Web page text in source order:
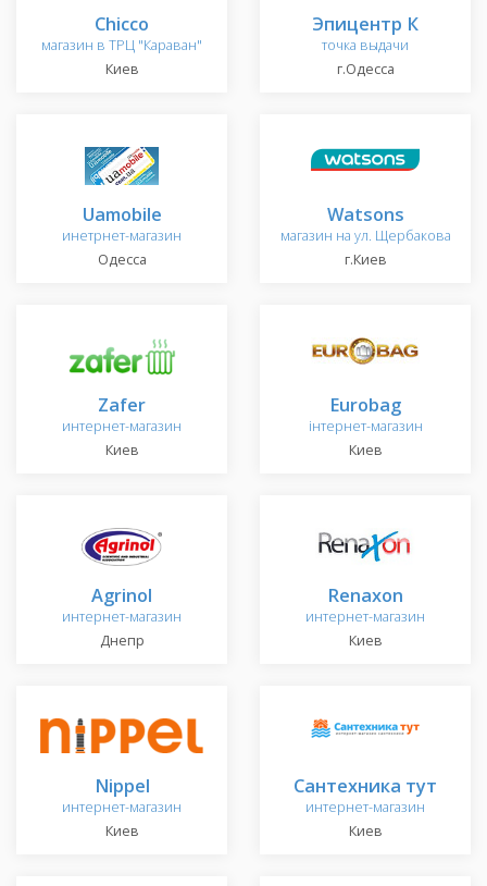
Chicco
магазин в ТРЦ "Караван"
Киев
Эпицентр К
точка выдачи
г.Одесса
Uamobile
инетрнет-магазин
Одесса
Watsons
магазин на ул. Щербакова
г.Киев
Zafer
интернет-магазин
Киев
Eurobag
інтернет-магазин
Киев
Agrinol
интернет-магазин
Днепр
Renaxon
интернет-магазин
Киев
Nippel
интернет-магазин
Киев
Сантехника тут
интернет-магазин
Киев